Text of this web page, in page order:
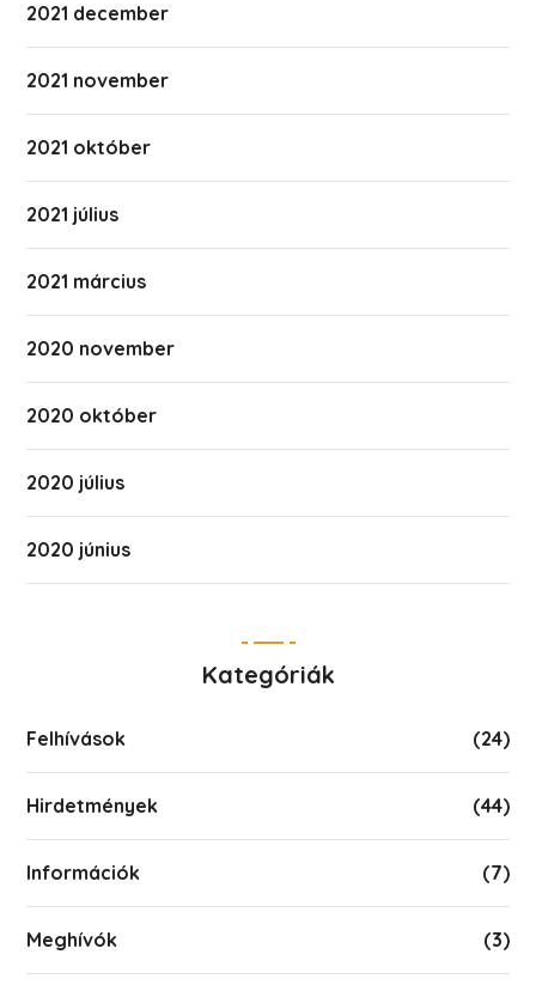
2021 december
2021 november
2021 október
2021 július
2021 március
2020 november
2020 október
2020 július
2020 június
Kategóriák
Felhívások (24)
Hirdetmények (44)
Információk (7)
Meghívók (3)